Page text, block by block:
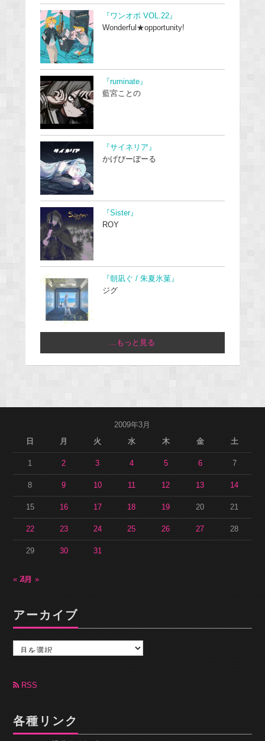
『ワンオポ VOL.22』
Wonderful★opportunity!
『ruminate』
藍宮ことの
『サイネリア』
かげぴーぼーる
『Sister』
ROY
『朝凪ぐ / 朱夏氷菓』
ジグ
...もっと見る
2009年3月
日
月 火 水 木 金 土
1 2 3 4 5 6 7
8 9 10 11 12 13 14
15 16 17 18 19 20 21
22 23 24 25 26 27 28
29 30 31
« 2月4月 »
アーカイブ
カ
ブ RSS
各種リンク